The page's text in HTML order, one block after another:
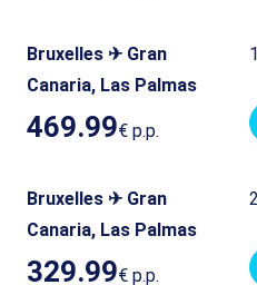
Bruxelles ✈ Gran
Canaria, Las Palmas
469.99€ p.p.
Bruxelles ✈ Gran
Canaria, Las Palmas
329.99€ p.p.